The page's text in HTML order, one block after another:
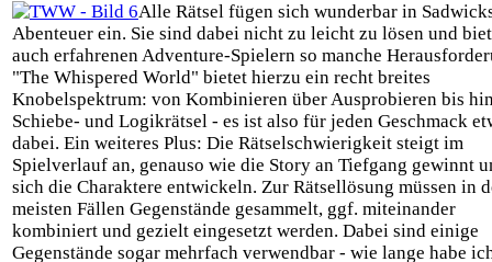
Alle Rätsel fügen sich wunderbar in
Abenteuer ein. Sie sind dabei nicht zu leicht zu lösen und
auch erfahrenen Adventure-Spielern so manche
"The Whispered World" bietet hierzu ein recht breites
Knobelspektrum: von Kombinieren über Ausprobieren bis
Schiebe- und Logikrätsel - es ist also für jeden Geschmack
dabei. Ein weiteres Plus: Die Rätselschwierigkeit steigt im
Spielverlauf an, genauso wie die Story an Tiefgang gewinnt
sich die Charaktere entwickeln. Zur Rätsellösung müssen in
meisten Fällen Gegenstände gesammelt, ggf. miteinander
kombiniert und gezielt eingesetzt werden. Dabei sind einige
Gegenstände sogar mehrfach verwendbar - wie lange habe